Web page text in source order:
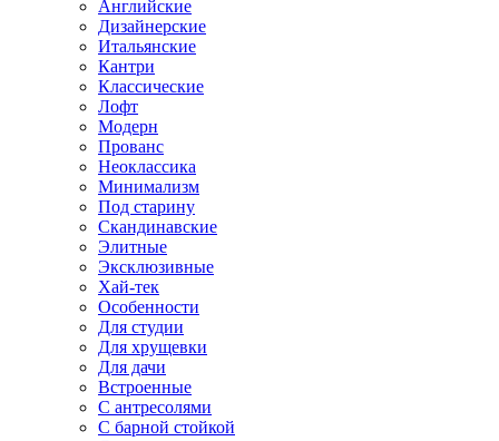
Английские
Дизайнерские
Итальянские
Кантри
Классические
Лофт
Модерн
Прованс
Неоклассика
Минимализм
Под старину
Скандинавские
Элитные
Эксклюзивные
Хай-тек
Особенности
Для студии
Для хрущевки
Для дачи
Встроенные
С антресолями
С барной стойкой